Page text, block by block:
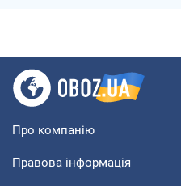
Про компанію
Правова інформація